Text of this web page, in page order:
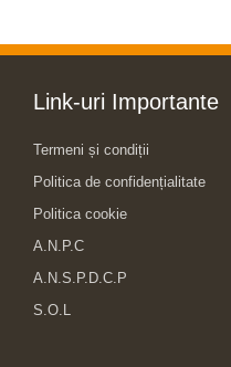
Link-uri Importante
Termeni și condiții
Politica de confidențialitate
Politica cookie
A.N.P.C
A.N.S.P.D.C.P
S.O.L